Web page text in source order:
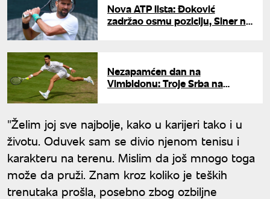
Nova ATP lista: Đoković
zadržao osmu poziciju, Siner na
Nezapamćen dan na
Vimbldonu: Troje Srba na
zatvara program
"Želim joj sve najbolje, kako u karijeri tako i u
životu. Oduvek sam se divio njenom tenisu i
karakteru na terenu. Mislim da još mnogo toga
može da pruži. Znam kroz koliko je teških
trenutaka prošla, posebno zbog ozbiljne